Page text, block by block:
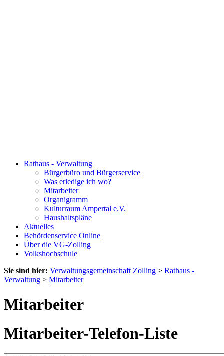
Rathaus - Verwaltung
Bürgerbüro und Bürgerservice
Was erledige ich wo?
Mitarbeiter
Organigramm
Kulturraum Ampertal e.V.
Haushaltspläne
Aktuelles
Behördenservice Online
Über die VG-Zolling
Volkshochschule
Sie sind hier: Verwaltungsgemeinschaft Zolling > Rathaus -
Verwaltung > Mitarbeiter
Mitarbeiter
Mitarbeiter-Telefon-Liste